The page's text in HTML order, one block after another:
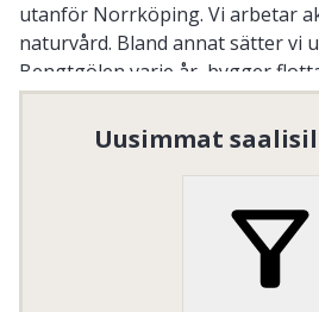
utanför Norrköping. Vi arbetar
naturvård. Bland annat sätter vi
Bengtgölen varje år, bygger
läsa mer om vad som sker inom
Organisaation numero:802600-0631
Uusimmat